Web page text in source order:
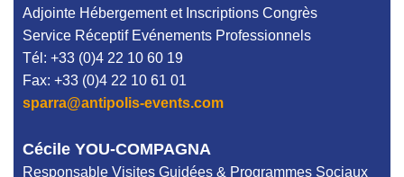
Adjointe Hébergement et Inscriptions Congrès
Service Réceptif Evénements Professionnels
Tél: +33 (0)4 22 10 60 19
Fax: +33 (0)4 22 10 61 01
sparra@antipolis-events.com
Cécile YOU-COMPAGNA
Responsable Visites Guidées & Programmes Sociaux